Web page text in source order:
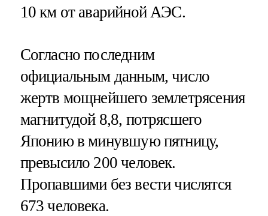
10 км от аварийной АЭС.
Согласно последним
официальным данным, число
жертв мощнейшего землетрясения
магнитудой 8,8, потрясшего
Японию в минувшую пятницу,
превысило 200 человек.
Пропавшими без вести числятся
673 человека.